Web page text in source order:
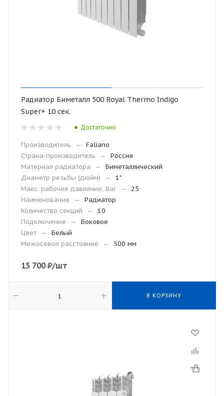
Радиатор Биметалл 500 Royal Thermo Indigo
Super+ 10 сек.
Достаточно
Производитель —
Faliano
Страна-производитель
—
Россия
Материал радиатора
—
Биметаллический
Диаметр резьбы (дюйм)
—
1"
Макс. рабочее давление, Bar
—
25
Наименование
—
Радиатор
Количество секций
—
10
Подключение
—
Боковое
Цвет
—
Белый
Межосевое расстояние
— 500 мм
15 700₽/шт
В КОРЗИНУ